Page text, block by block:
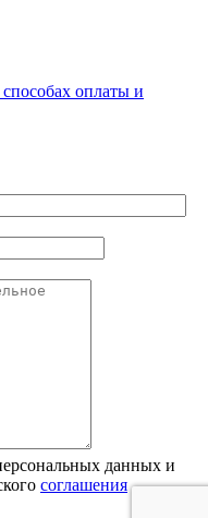
оплаты и
данных и
соглашения